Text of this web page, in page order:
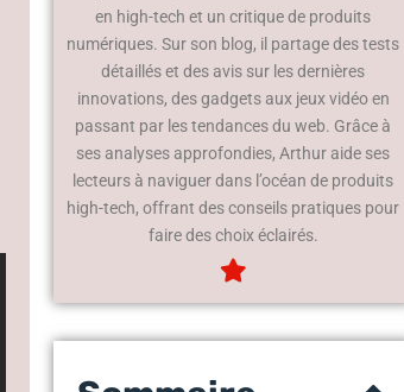
en high-tech et un critique de produits
numériques. Sur son blog, il partage des tests
détaillés et des avis sur les dernières
innovations, des gadgets aux jeux vidéo en
passant par les tendances du web. Grâce à
ses analyses approfondies, Arthur aide ses
lecteurs à naviguer dans l’océan de produits
high-tech, offrant des conseils pratiques pour
faire des choix éclairés.